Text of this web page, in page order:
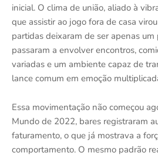
inicial. O clima de união, aliado à
que assistir ao jogo fora de casa
partidas deixaram de ser apenas
passaram a envolver encontros,
variadas e um ambiente capaz de
lance comum em emoção
Essa movimentação não começou
Mundo de 2022, bares registraram
faturamento, o que já mostrava a
comportamento. O mesmo padrão